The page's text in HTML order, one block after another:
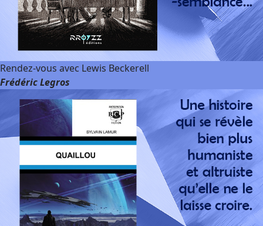
Rendez-vous avec Lewis Beckerell
Frédéric Legros